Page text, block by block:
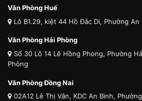
Văn Phòng Huế
Lô B1.29, kiệt 44 Hồ Đắc Di, Phường
Văn Phòng Hải Phòng
Số 30 Lô 14 Lê Hồng Phong, Phường
Phòng
Văn Phòng Đồng Nai
02A12 Lê Thị Vân, KDC An Bình,